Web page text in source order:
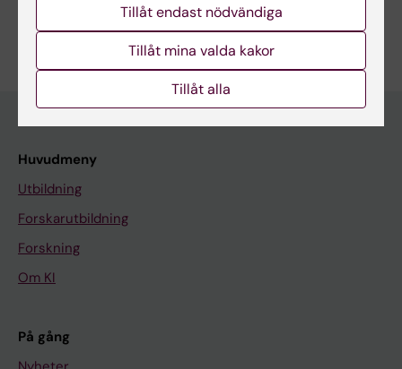
Huvudmeny
Utbildning
Forskarutbildning
Forskning
Om KI
På gång
Tillåt endast nödvändiga
Tillåt mina valda kakor
Tillåt alla